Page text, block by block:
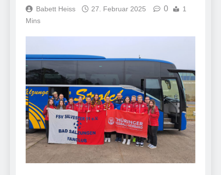
Babett Heiss 27. Februar 2025 0
1
Mins